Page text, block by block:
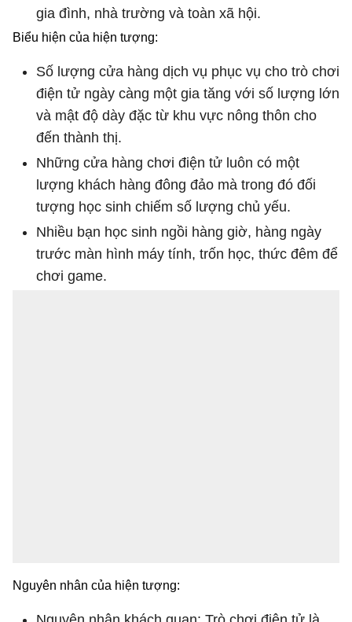
gia đình, nhà trường và toàn xã hội.
Biểu hiện của hiện tượng:
Số lượng cửa hàng dịch vụ phục vụ cho trò chơi
điện tử ngày càng một gia tăng với số lượng lớn
và mật độ dày đặc từ khu vực nông thôn cho
đến thành thị.
Những cửa hàng chơi điện tử luôn có một
lượng khách hàng đông đảo mà trong đó đối
tượng học sinh chiếm số lượng chủ yếu.
Nhiều bạn học sinh ngồi hàng giờ, hàng ngày
trước màn hình máy tính, trốn học, thức đêm để
chơi game.
Nguyên nhân của hiện tượng: